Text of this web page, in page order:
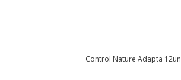
Control Nature Adapta 12un